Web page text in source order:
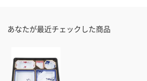
あなたが最近チェックした商品